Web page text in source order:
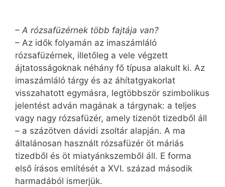
– A rózsafüzérnek több fajtája van?
– Az idők folyamán az imaszámláló
rózsafüzérnek, illetőleg a vele végzett
ájtatosságoknak néhány fő típusa alakult ki. Az
imaszámláló tárgy és az áhítatgyakorlat
visszahatott egymásra, legtöbbször szimbolikus
jelentést adván magának a tárgynak: a teljes
vagy nagy rózsafüzér, amely tizenöt tizedből áll
– a százötven dávidi zsoltár alapján. A ma
általánosan használt rózsafüzér öt máriás
tizedből és öt miatyánkszemből áll. E forma
első írásos említését a XVI. század második
harmadából ismerjük.